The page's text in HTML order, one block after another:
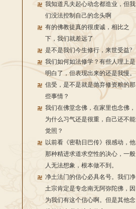
我知道凡夫起心动念都造业，但我
们没法控制自己的念头啊
有的佛教徒真的很虔诚，相比之
下，我们就差远了
是不是我们今生修行，来世受益?
我们如何如法修学？有些人理上是
明白了，但表现出来的还是我慢。
信受，是不是就是抛弃修资粮的那
些事情？
我们在佛堂念佛，在家里也念佛，
为什么习气还是很重，自己还不能
觉照？
以前看《密勒日巴传》很感动，他
那种精进求道求空性的决心，一般
人无法想象，根本做不到。
净土法门的信心必具名号。我们净
土宗肯定是专念南无阿弥陀佛，因
为我们有这个信心啊。但是其他念